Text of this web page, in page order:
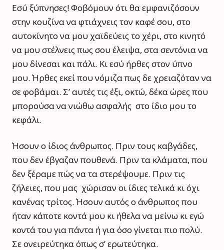
Εσύ ξύπνησες! Φοβόμουν ότι θα εμφανιζόσουν
στην κουζίνα να φτιάχνεις τον καφέ σου, στο
αυτοκίνητο να μου χαϊδεύεις το χέρι, στο κινητό
να μου στέλνεις πως σου έλειψα, στα σεντόνια να
μου δίνεσαι και πάλι. Κι εσύ ήρθες στον ύπνο
μου. Ήρθες εκεί που νόμιζα πως δε χρειαζόταν να
σε φοβάμαι. Σ’ αυτές τις έξι, οκτώ, δέκα ώρες που
μπορούσα να νιώθω ασφαλής στο ίδιο μου το
κεφάλι.
Ήσουν ο ίδιος άνθρωπος. Πριν τους καβγάδες,
που δεν έβγαζαν πουθενά. Πριν τα κλάματα, που
δεν ξέραμε πώς να τα στερέψουμε. Πριν τις
ζήλειες, που μας χώρισαν οι ίδιες τελικά κι όχι
κανένας τρίτος. Ήσουν αυτός ο άνθρωπος που
ήταν κάποτε κοντά μου κι ήθελα να μείνω κι εγώ
κοντά του για πάντα ή για όσο γίνεται πιο πολύ.
Σε ονειρεύτηκα όπως σ’ ερωτεύτηκα.